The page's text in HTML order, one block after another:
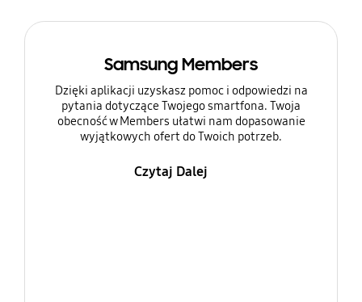
Samsung Members
Dzięki aplikacji uzyskasz pomoc i odpowiedzi na
pytania dotyczące Twojego smartfona. Twoja
obecność w Members ułatwi nam dopasowanie
wyjątkowych ofert do Twoich potrzeb.
Czytaj Dalej